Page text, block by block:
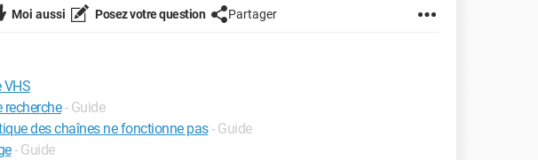
Moi aussi Posez votre question Partager
VHS
recherche - Guide
des chaînes ne fonctionne pas- Guide
- Guide